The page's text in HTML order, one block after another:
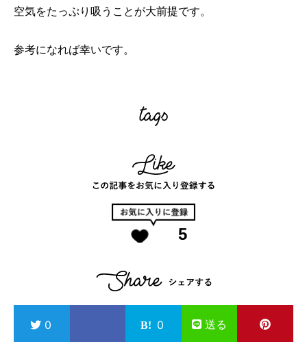
空気をたっぷり吸うことが大前提です。
参考になれば幸いです。
5
0 0 送る